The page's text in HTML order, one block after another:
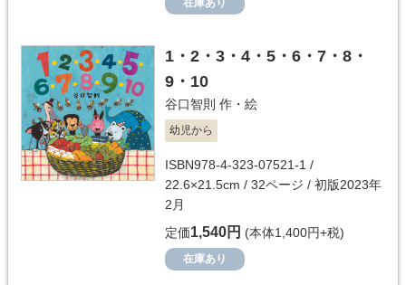
在庫あり
1・2・3・4・5・6・7・8・
9・10
谷口智則 作・絵
幼児から
ISBN978-4-323-07521-1 /
22.6×21.5cm / 32ページ / 初版2023年
2月
定価1,540円 (本体1,400円+税)
在庫あり